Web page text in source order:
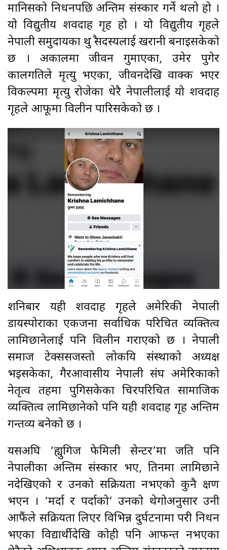
मानिसको निधनपछि अन्तिम संस्कार गर्ने थलो हो ।
यो विद्युतीय शवदाह गृह हो । यो विद्युतीय गृहले
नेपाली समुदायका थुप्रै सदस्यलाई खरानी बनाइसकेको
छ । अकालमा जीवन गुमाएका, उमेर पुगेर
कालगतिले मृत्यु भएका, जीवनदेखि वाक्क भएर
विकल्पमा मृत्यु रोजेका धेरै नेपालीलाई यो शवदाह
गृहले आफूमा विलीन पारिसकेको छ ।
शनिबार यही शवदाह गृहले अमेरिकी नेपाली
डायस्पोराका एकजना सर्वाधिक परिचित व्यक्तित्व
लामिछानेलाई पनि विलीन गराएको छ । नेपाली
समाज टेक्ससजस्तो लोकप्रिय संस्थाको अध्यक्ष
भइसकेका, गैरआवासीय नेपाली संघ अमेरिकाको
नेतृत्व तहमा पुगिसकेका चिरपरिचित सामाजिक
व्यक्तित्व लामिछानेको पनि यही शवदाह गृह अन्तिम
गन्तव्य बनेको छ ।
यसअघि ‘ह्युगिज फेमिली सेन्टर’मा जति पनि
नेपालीका अन्तिम संस्कार भए, तिनमा लामिछाने
नदेखिएको र उनको सक्रियता नभएको कुनै क्षण
भएन । ‘मर्दा र पर्दाको’ उनको थेगोअनुसार उनी
आफैंले सक्रियता लिएर विभिन्न दुर्घटनामा परी निधन
भएका विद्यार्थीदेखि कोही पनि आफन्त नभएका